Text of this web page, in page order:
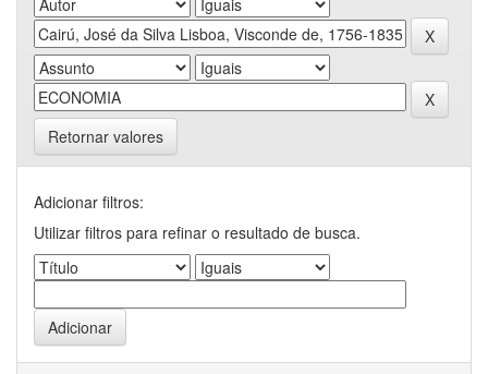
Retornar valores
Adicionar filtros:
Utilizar filtros para refinar o resultado de busca.